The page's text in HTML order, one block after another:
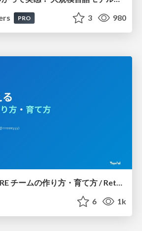
PRO 3 980
もう一度考える SRE チームの作り方・育て方 / Rethinking SRE #1: Building and Growing SRE Teams
6 1k